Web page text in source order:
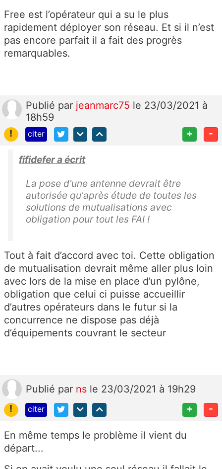
Free est l’opérateur qui a su le plus
rapidement déployer son réseau. Et si il n’est
pas encore parfait il a fait des progrès
remarquables.
Publié par jeanmarc75 le 23/03/2021 à
18h59
!
citer + -
fifidefer a écrit
La pose d'une antenne devrait être
autorisée qu'après étude de toutes les
solutions de mutualisations avec
obligation pour tout les FAI !
Tout à fait d’accord avec toi. Cette obligation
de mutualisation devrait même aller plus loin
avec lors de la mise en place d’un pylône,
obligation que celui ci puisse accueillir
d’autres opérateurs dans le futur si la
concurrence ne dispose pas déjà
d’équipements couvrant le secteur
Publié par ns le 23/03/2021 à 19h29
!
citer + -
En même temps le problème il vient du
départ...